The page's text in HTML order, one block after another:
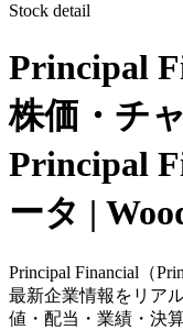
Stock detail
Principal
株価・チ
Principal
ータ |
Principal Financial（
最新企業情報をリア
値・配当・業績・決